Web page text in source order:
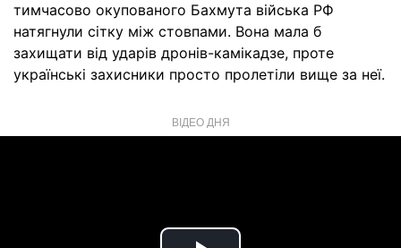
тимчасово окупованого Бахмута війська РФ
натягнули сітку між стовпами. Вона мала б
захищати від ударів дронів-камікадзе, проте
українські захисники просто пролетіли вище за неї.
ВІДЕО ДНЯ